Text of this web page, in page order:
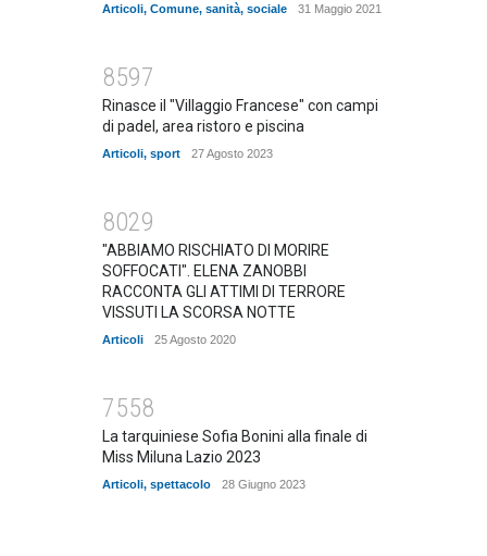
Articoli, Comune, sanità, sociale 31 Maggio 2021
8597
Rinasce il "Villaggio Francese" con campi
di padel, area ristoro e piscina
Articoli, sport 27 Agosto 2023
8029
"ABBIAMO RISCHIATO DI MORIRE
SOFFOCATI". ELENA ZANOBBI
RACCONTA GLI ATTIMI DI TERRORE
VISSUTI LA SCORSA NOTTE
Articoli 25 Agosto 2020
7558
La tarquiniese Sofia Bonini alla finale di
Miss Miluna Lazio 2023
Articoli, spettacolo 28 Giugno 2023